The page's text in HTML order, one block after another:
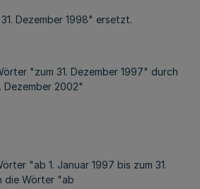
Dezember 1998" ersetzt.
"zum 31. Dezember 1997" durch
Dezember 2002"
"ab 1. Januar 1997 bis zum 31.
die Wörter "ab